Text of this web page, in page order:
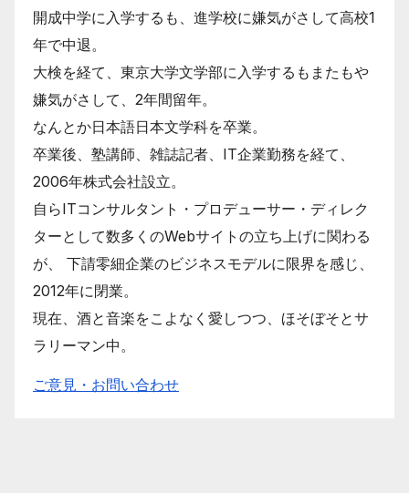
開成中学に入学するも、進学校に嫌気がさして高校1
年で中退。
大検を経て、東京大学文学部に入学するもまたもや
嫌気がさして、2年間留年。
なんとか日本語日本文学科を卒業。
卒業後、塾講師、雑誌記者、IT企業勤務を経て、
2006年株式会社設立。
自らITコンサルタント・プロデューサー・ディレク
ターとして数多くのWebサイトの立ち上げに関わる
が、 下請零細企業のビジネスモデルに限界を感じ、
2012年に閉業。
現在、酒と音楽をこよなく愛しつつ、ほそぼそとサ
ラリーマン中。
ご意見・お問い合わせ